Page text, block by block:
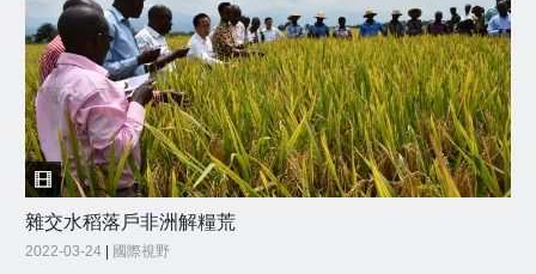
雜交水稻落戶非洲解糧荒
2022-03-24 國際視野